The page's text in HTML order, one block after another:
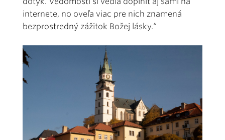
internete, no oveľa viac pre nich znamená
bezprostredný zážitok Božej lásky.“